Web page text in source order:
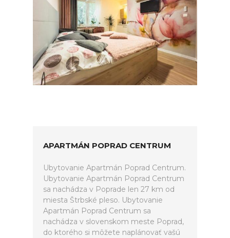
APARTMÁN POPRAD CENTRUM
Ubytovanie Apartmán Poprad Centrum.
Ubytovanie Apartmán Poprad Centrum
sa nachádza v Poprade len 27 km od
miesta Štrbské pleso. Ubytovanie
Apartmán Poprad Centrum sa
nachádza v slovenskom meste Poprad,
do ktorého si môžete naplánovať vašú